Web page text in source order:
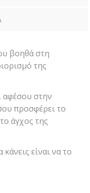
βοηθά στη
της
αφέσου στην
προσφέρει το
άγχος της
είναι να το